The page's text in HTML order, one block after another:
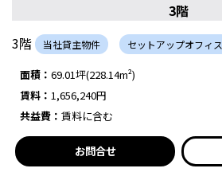
3階
3階
当社貸主物件 セットアップオフィス
面積： 69.01坪(228.14m²)
賃料： 1,656,240円
共益費： 賃料に含む
お問合せ